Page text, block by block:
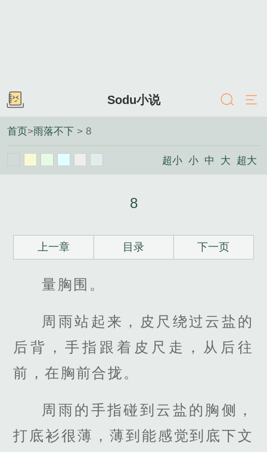
Sodu小说
首页>雨落不下 > 8
超小 小 中 大 超大
8
上一章 目录 下一页
量胸围。
周雨站起来，皮尺绕过云盐的
后背，手指跟着皮尺走，从后往
前，在胸前合拢。
周雨的手指碰到云盐的胸侧，
打底衫很薄，薄到能感觉到底下文